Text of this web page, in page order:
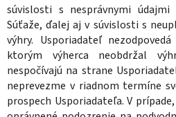
súvislosti s nesprávnymi
Súťaže, ďalej aj v súvislosti s
výhry. Usporiadateľ
ktorým výherca neobdržal
nespočívajú na strane
neprevezme v riadnom termíne
prospech Usporiadateľa. V